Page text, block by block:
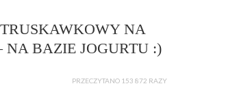
NA
NA BAZIE JOGURTU :)
PRZECZYTANO 153 872 RAZY